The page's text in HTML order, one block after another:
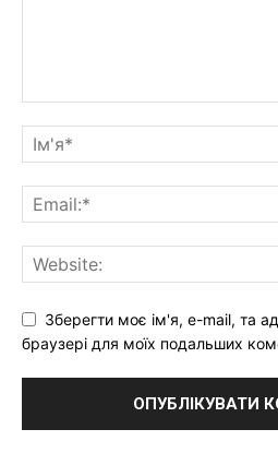
Зберегти моє ім'я, e-mail, та
браузері для моїх подальших